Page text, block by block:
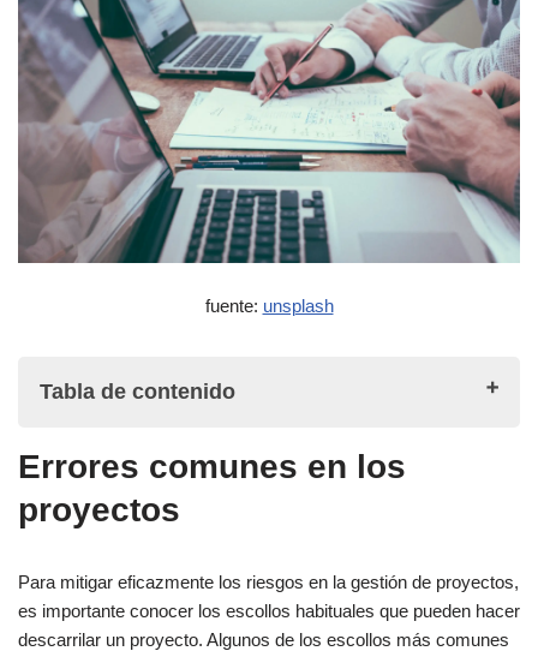
fuente: unsplash
Tabla de contenido
Errores comunes en los proyectos
Ampliación del ámbito de aplicación
Limitación de recursos
Errores comunes en los
proyectos
Para mitigar eficazmente los riesgos en la gestión de proyectos,
es importante conocer los escollos habituales que pueden hacer
descarrilar un proyecto. Algunos de los escollos más comunes